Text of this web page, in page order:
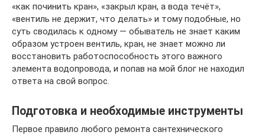
«как починить кран», «закрыл кран, а вода течёт»,
«вентиль не держит, что делать» и тому подобные, но
суть сводилась к одному — обыватель не знает каким
образом устроен вентиль, кран, не знает можно ли
восстановить работоспособность этого важного
элемента водопровода, и попав на мой блог не находил
ответа на свой вопрос.
Подготовка и необходимые инструменты
Первое правило любого ремонта сантехнического